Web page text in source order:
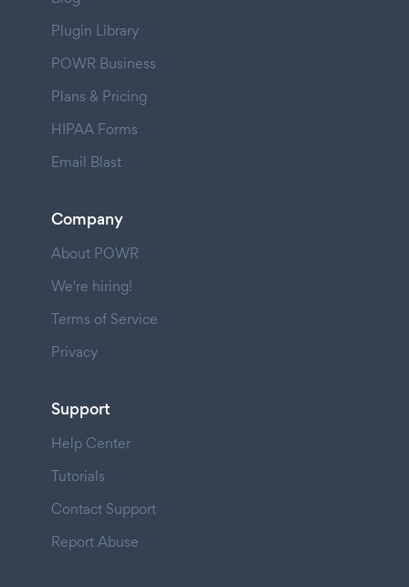
Plugin Library
POWR Business
Plans & Pricing
HIPAA Forms
Email Blast
Company
About POWR
We're hiring!
Terms of Service
Privacy
Support
Help Center
Tutorials
Contact Support
Report Abuse